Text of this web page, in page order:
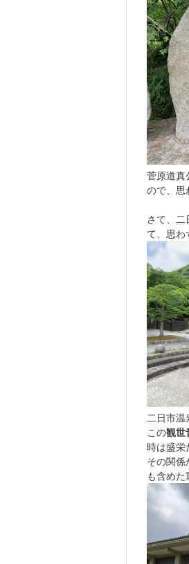
菅原道真
ので、思
さて、二
て、思わ
二日市温
この観世
時は盛栄
その関係
も含めた